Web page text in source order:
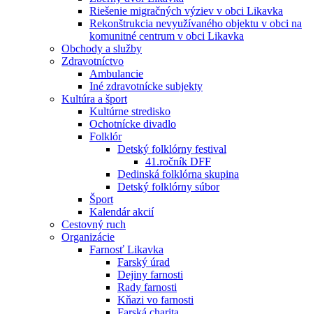
Riešenie migračných výziev v obci Likavka
Rekonštrukcia nevyužívaného objektu v obci na
komunitné centrum v obci Likavka
Obchody a služby
Zdravotníctvo
Ambulancie
Iné zdravotnícke subjekty
Kultúra a šport
Kultúrne stredisko
Ochotnícke divadlo
Folklór
Detský folklórny festival
41.ročník DFF
Dedinská folklórna skupina
Detský folklórny súbor
Šport
Kalendár akcií
Cestovný ruch
Organizácie
Farnosť Likavka
Farský úrad
Dejiny farnosti
Rady farnosti
Kňazi vo farnosti